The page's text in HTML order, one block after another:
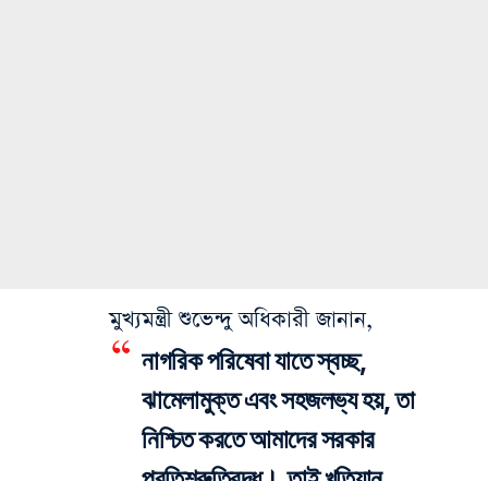
মুখ্যমন্ত্রী শুভেন্দু অধিকারী জানান,
নাগরিক পরিষেবা যাতে স্বচ্ছ,
ঝামেলামুক্ত এবং সহজলভ্য হয়, তা
নিশ্চিত করতে আমাদের সরকার